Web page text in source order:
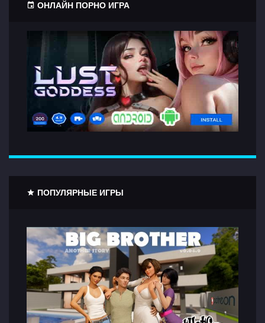
ОНЛАЙН ПОРНО ИГРА
ПОПУЛЯРНЫЕ ИГРЫ